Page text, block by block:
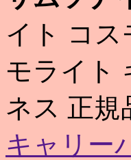
イト コ
モライト
ネス 正
キャリー